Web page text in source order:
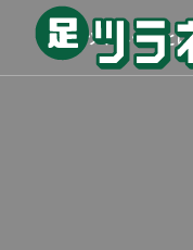
足ツラネーゼとは